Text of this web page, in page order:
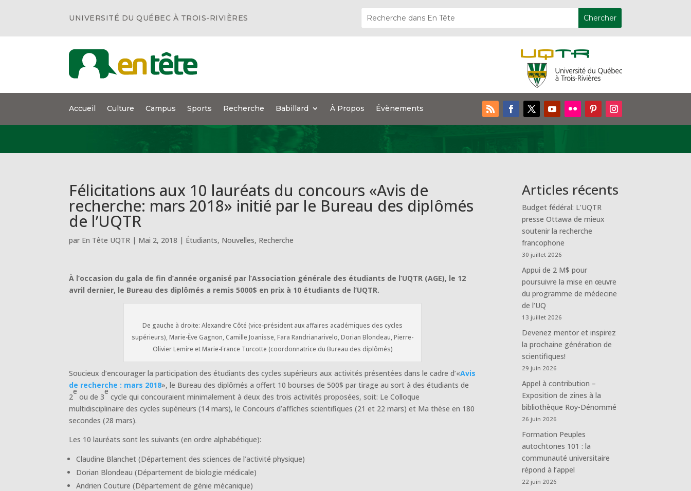
UNIVERSITÉ DU QUÉBEC À TROIS-RIVIÈRES
Accueil Culture Campus Sports Recherche Babillard À Propos Évènements
Félicitations aux 10 lauréats du concours «Avis de
recherche: mars 2018» initié par le Bureau des diplômés
de l’UQTR
par En Tête UQTR | Mai 2, 2018 | Étudiants, Nouvelles, Recherche
À l’occasion du gala de fin d’année organisé par l’Association générale des étudiants de l’UQTR (AGE), le 12
avril dernier, le Bureau des diplômés a remis 5000$ en prix à 10 étudiants de l’UQTR.
De gauche à droite: Alexandre Côté (vice-président aux affaires académiques des cycles
supérieurs), Marie-Ève Gagnon, Camille Joanisse, Fara Randrianarivelo, Dorian Blondeau, Pierre-
Olivier Lemire et Marie-France Turcotte (coordonnatrice du Bureau des diplômés)
Soucieux d’encourager la participation des étudiants des cycles supérieurs aux activités présentées dans le cadre d’«Avis
de recherche : mars 2018», le Bureau des diplômés a offert 10 bourses de 500$ par tirage au sort à des étudiants de
2
e
ou de 3
e
cycle qui concouraient minimalement à deux des trois activités proposées, soit: Le Colloque
multidisciplinaire des cycles supérieurs (14 mars), le Concours d’affiches scientifiques (21 et 22 mars) et Ma thèse en 180
secondes (28 mars).
Les 10 lauréats sont les suivants (en ordre alphabétique):
Claudine Blanchet (Département des sciences de l’activité physique)
Dorian Blondeau (Département de biologie médicale)
Andrien Couture (Département de génie mécanique)
Articles récents
Budget fédéral: L’UQTR
presse Ottawa de mieux
soutenir la recherche
francophone
30 juillet 2026
Appui de 2 M$ pour
poursuivre la mise en œuvre
du programme de médecine
de l’UQ
13 juillet 2026
Devenez mentor et inspirez
la prochaine génération de
scientifiques!
29 juin 2026
Appel à contribution –
Exposition de zines à la
bibliothèque Roy-Dénommé
26 juin 2026
Formation Peuples
autochtones 101 : la
communauté universitaire
répond à l’appel
22 juin 2026